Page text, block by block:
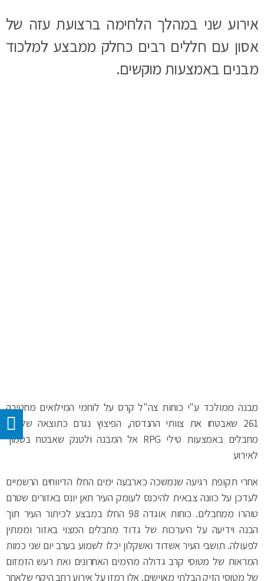
אירוע שני במהלך הלחימה ברצועת עזה של
אסון עם חללים רבים כחלק ממבצע למלכוד
מבנים באמצעות מוקשים.
מבנה ממולכד ע"י כוחות צה"ל קרס על לוחמי המילואים מחטיבה
261 שאבטחו את צוותי ההנדסה, הפיצוץ נגרם כתוצאה של ירי
מחבלים באמצעות טילי RPG אל המבנה ולטנק שאבטח בסמוך
לאירוע
אחרי תקופת רגיעה שנמשכה כארבעה ימים החלו הדיווחים הרשמיים
לעדכן על כוונה צבאית להיכנס לעומק העיר חאן יונס באזורים שטרם
טוהרו ממחבלים. כוחות אוגדה 98 החלו במבצע לכיתור העיר תוך
הבנה וידיעה על היערכות של גדוד מחבלים המצוי באזור וממתין
לפעולה. תושבי העיר אשדוד ואשקלון יכלו לשמוע בערב יום שני כמות
המראות של מטוסי קרב גדולה מהימים האחרונים ואת רעש הזמזום
של מטוסי הזיק הבלתי מאוישים. אלו רמזו על אירוע רחב היקף שלאחר